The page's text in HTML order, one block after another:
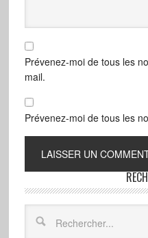
Prévenez-moi de tous les
mail.
Prévenez-moi de tous les